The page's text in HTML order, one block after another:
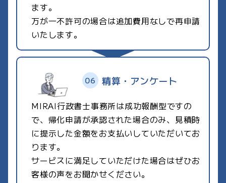
ます。
万が一不許可の場合は追加費用なしで再申請
いたします。
精算・アンケート
MIRAI行政書士事務所は成功報酬型ですの
で、帰化申請が承認された場合のみ、見積時
に提示した金額をお支払いしていただいてお
ります。
サービスに満足していただけた場合はぜひお
客様の声をお聞かせください。